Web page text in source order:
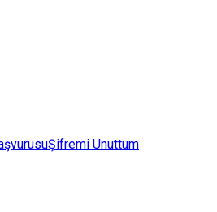
Şifremi Unuttum